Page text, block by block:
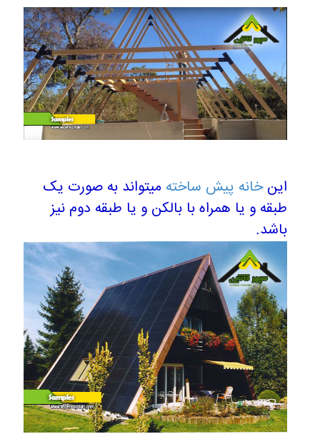
اینخانه پیش ساخته میتواند به صورت یک
طبقه و یا همراه با بالکن و یا طبقه دوم نیز
باشد.